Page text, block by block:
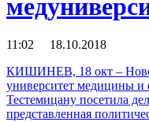
11:02 18.10.2018
КИШИНЕВ, 18 окт –
университет медицины
Тестемицану посетила
представленная